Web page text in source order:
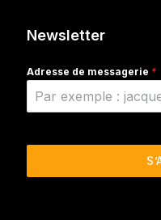
Newsletter
Adresse de messagerie *